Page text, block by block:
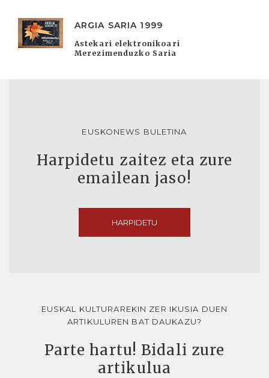
ARGIA SARIA 1999
Astekari elektronikoari
Merezimenduzko Saria
EUSKONEWS BULETINA
Harpidetu zaitez eta zure
emailean jaso!
HARPIDETU
EUSKAL KULTURAREKIN ZER IKUSIA DUEN
ARTIKULUREN BAT DAUKAZU?
Parte hartu! Bidali zure
artikulua